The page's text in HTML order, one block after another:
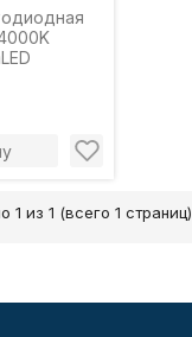
1 из 1 (всего 1 страниц)